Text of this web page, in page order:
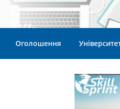
Оголошення